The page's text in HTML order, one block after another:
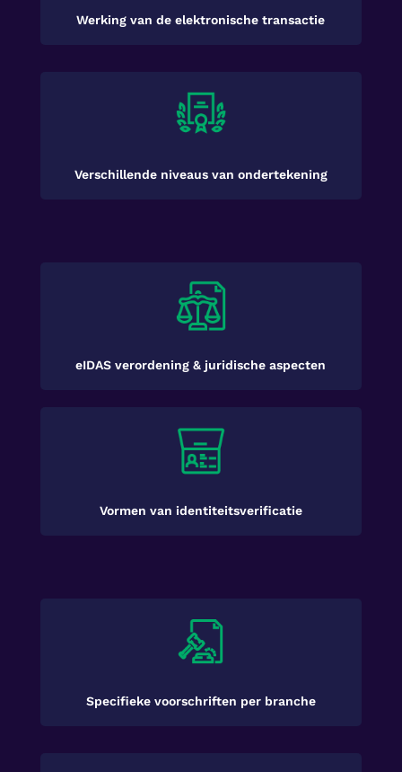
Werking van de elektronische transactie
Verschillende niveaus van ondertekening
eIDAS verordening & juridische aspecten
Vormen van identiteitsverificatie
Specifieke voorschriften per branche